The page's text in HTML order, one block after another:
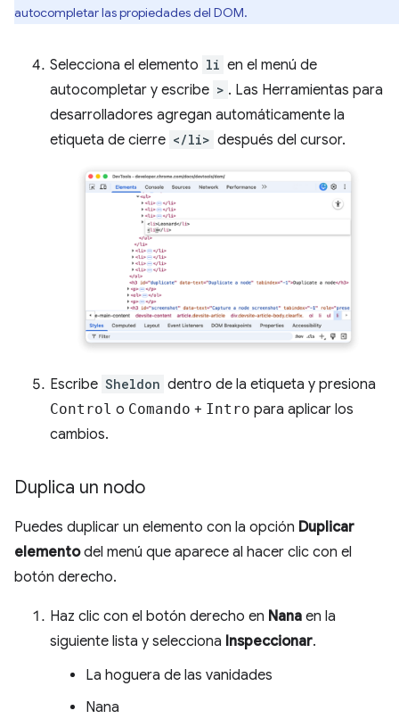
autocompletar las propiedades del DOM.
Selecciona el elemento li en el menú de
autocompletar y escribe > . Las Herramientas para
desarrolladores agregan automáticamente la
etiqueta de cierre </li> después del cursor.
Escribe Sheldon dentro de la etiqueta y presiona
Control o Comando + Intro para aplicar los
cambios.
Duplica un nodo
Puedes duplicar un elemento con la opción Duplicar
elementodel menú que aparece al hacer clic con el
botón derecho.
Haz clic con el botón derecho en Nana en la
siguiente lista y selecciona Inspeccionar.
La hoguera de las vanidades
Nana